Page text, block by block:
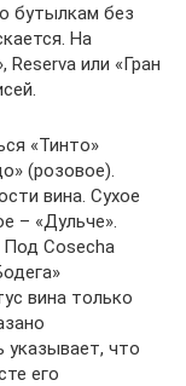
бутылкам без
На
или «Гран
«Тинто»
(розовое).
вина. Сухое
– «Дульче».
Под Cosecha
вина только
указывает, что
его